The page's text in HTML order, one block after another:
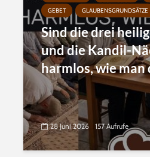
GEBET
GLAUBENSGRUNDSÄTZE
Sind die drei
und die Kandil-
harmlos, wie man
28 Juni 2026 157 Aufrufe